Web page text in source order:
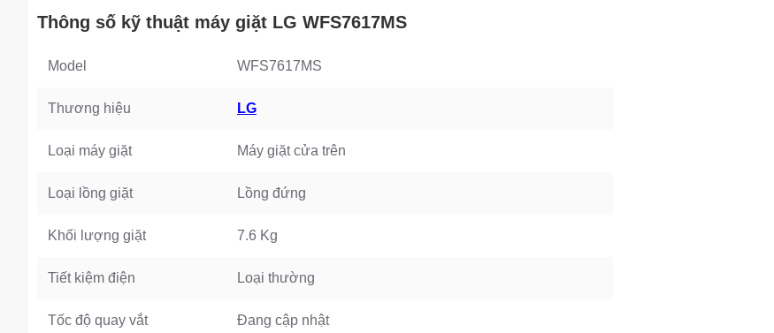
Thông số kỹ thuật máy giặt LG WFS7617MS
Model WFS7617MS
Thương hiệu LG
Loại máy giặt Máy giặt cửa trên
Loại lồng giặt Lồng đứng
Khối lượng giặt 7.6 Kg
Tiết kiệm điện Loại thường
Tốc độ quay vắt Đang cập nhật